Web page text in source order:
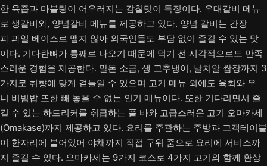
한 육즙과 마블링이 어우러지는 감칠맛이 특징이다. 우대갈비 메뉴
로 생갈비와, 양념갈비 메뉴를 제공하고 있다. 양념 갈비는 간장
과 과일 베이스로 맵지 않아 외국인들도 부담 없이 즐길 수 있는 맛
이다. 기다란뼈가 통째로 나오기 때문에 먹기 전 시각적으로도 만족
스러운 경험을 제공한다. 말돈 소금, 생 고추냉이, 날치알 쌈장까지 3
가지로 취향에 맞게 곁들일 수 있으며 고기 메뉴 외에도 육회와 우
니 비빔밥 또한 빼 놓을 수 없는 인기 메뉴이다. 또한 기다리면서 즐
길 수 있는 하드리커를 취급하는 풀 바와 고급스러운 고기 오마카세
(Omakase)까지 제공하고 있다. 요리를 주관하는 주방과 고객테이블
이 한자리에 붙어있어 야채까지 직접 구워 줌으로 요리에 서비스까
지 즐길 수 있다. 오마카세는 9가지 코스로 4가지 고기와 함께 환상